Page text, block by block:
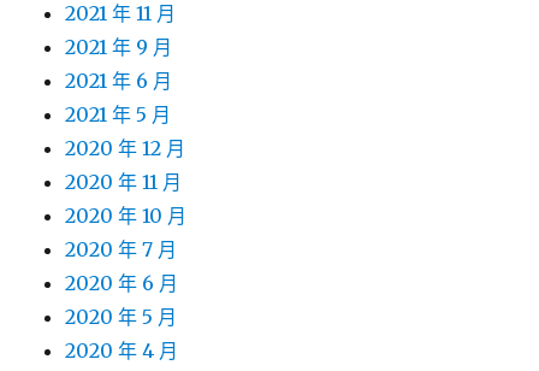
2021 年 11 月
2021 年 9 月
2021 年 6 月
2021 年 5 月
2020 年 12 月
2020 年 11 月
2020 年 10 月
2020 年 7 月
2020 年 6 月
2020 年 5 月
2020 年 4 月